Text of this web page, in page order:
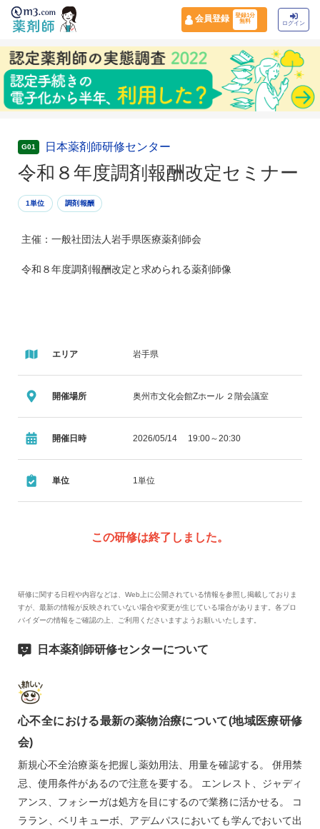
会員登録
登録1分
無料
ログイン
G01 日本薬剤師研修センター
令和８年度調剤報酬改定セミナー
1単位 調剤報酬
主催：一般社団法人岩手県医療薬剤師会
令和８年度調剤報酬改定と求められる薬剤師像
エリア 岩手県
開催場所 奥州市文化会館Zホール ２階会議室
開催日時 2026/05/14 19:00～20:30
単位 1単位
この研修は終了しました。
研修に関する日程や内容などは、Web上に公開されている情報を参照し掲載しておりま
すが、最新の情報が反映されていない場合や変更が生じている場合があります。各プロ
バイダーの情報をご確認の上、ご利用くださいますようお願いいたします。
日本薬剤師研修センターについて
心不全における最新の薬物治療について(地域医療研修
会)
新規心不全治療薬を把握し薬効用法、用量を確認する。 併用禁
忌、使用条件があるので注意を要する。 エンレスト、ジャディ
アンス、フォシーガは処方を目にするので業務に活かせる。 コ
ララン、ベリキューボ、アデムパスにおいても学んでおいて出